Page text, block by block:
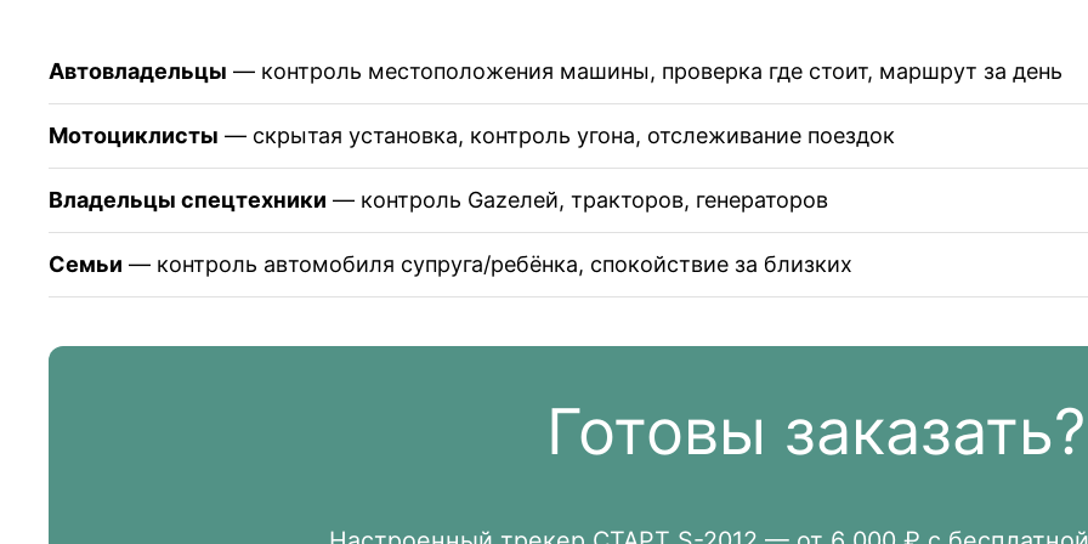
Автовладельцы — контроль местоположения машины, проверка где стоит, маршрут за день
Мотоциклисты — скрытая установка, контроль угона, отслеживание поездок
Владельцы спецтехники — контроль Gazелей, тракторов, генераторов
Семьи — контроль автомобиля супруга/ребёнка, спокойствие за близких
Готовы заказать?